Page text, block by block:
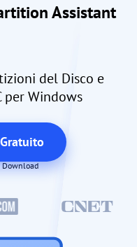
Assistant
del Disco e
per Windows